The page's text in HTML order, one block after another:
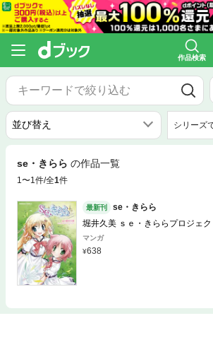
作品検索
シリーズ
se・きらら の作品一覧
1〜1件/全1件
最新刊
se・きらら
堀井久美 ｓｅ・きららプロジェク
マンガ
638